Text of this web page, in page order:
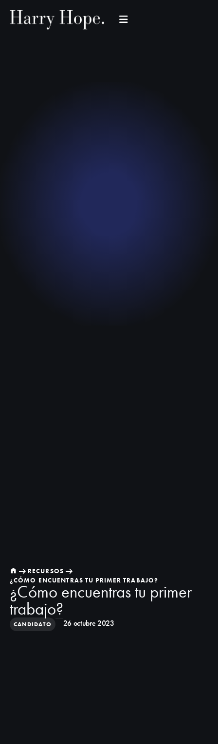
RECURSOS
¿CÓMO ENCUENTRAS TU PRIMER TRABAJO?
¿Cómo encuentras tu primer
trabajo?
CANDIDATO 26 octubre 2023